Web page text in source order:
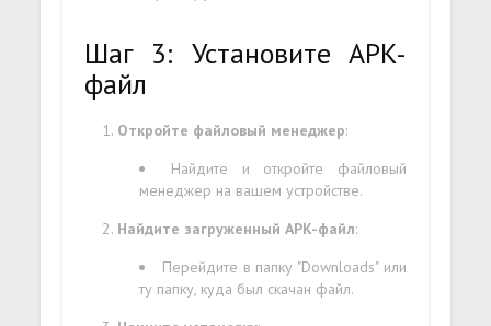
Шаг 3: Установите APK-
файл
Откройте файловый менеджер:
Найдите и откройте файловый
менеджер на вашем устройстве.
Найдите загруженный APK-файл:
Перейдите в папку "Downloads" или
ту папку, куда был скачан файл.